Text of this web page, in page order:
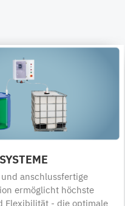
anschlussfertige
ermöglicht höchste
Flexibilität - die optimale